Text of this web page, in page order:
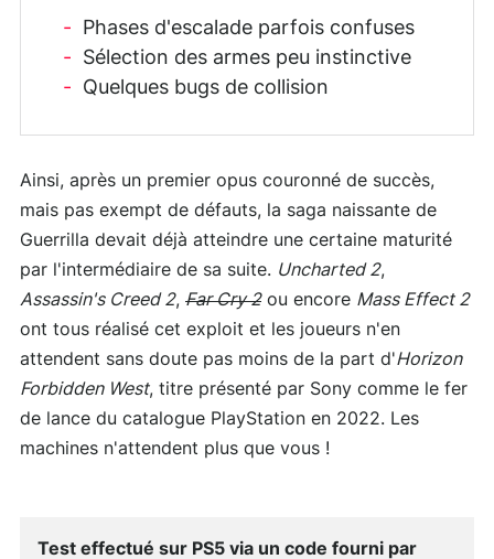
Phases d'escalade parfois confuses
Sélection des armes peu instinctive
Quelques bugs de collision
Ainsi, après un premier opus couronné de succès,
mais pas exempt de défauts, la saga naissante de
Guerrilla devait déjà atteindre une certaine maturité
par l'intermédiaire de sa suite. Uncharted 2,
Assassin's Creed 2, Far Cry 2ou encore Mass Effect 2
ont tous réalisé cet exploit et les joueurs n'en
attendent sans doute pas moins de la part d'Horizon
Forbidden West, titre présenté par Sony comme le fer
de lance du catalogue PlayStation en 2022. Les
machines n'attendent plus que vous !
Test effectué sur PS5 via un code fourni par